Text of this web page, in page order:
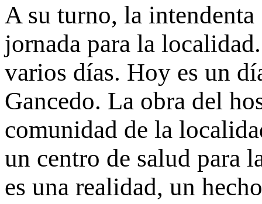
A su turno, la
jornada para la
varios días. Hoy es un
Gancedo. La obra del
comunidad de la
un centro de salud para
es una realidad, un